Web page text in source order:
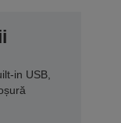
in USB,